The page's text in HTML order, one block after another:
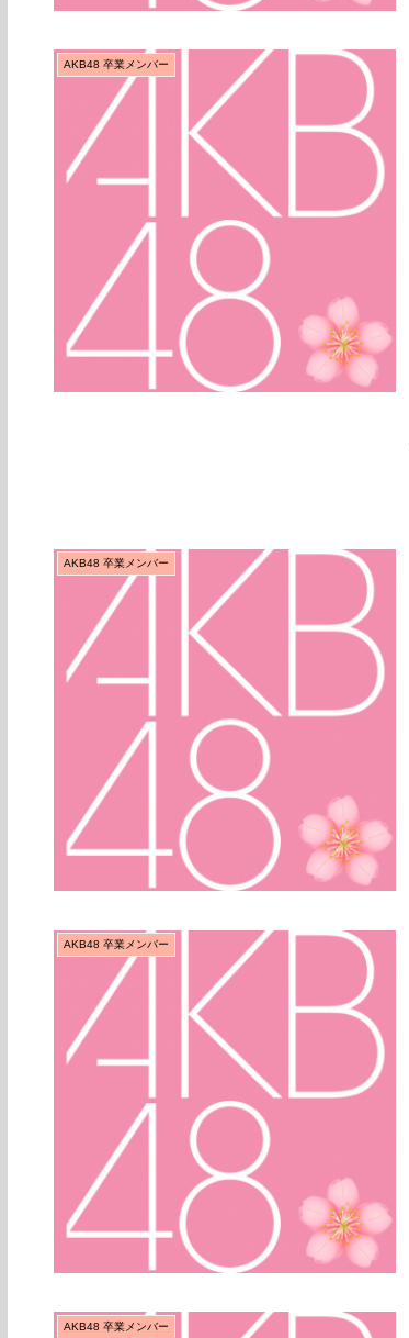
AKB48 卒業メンバー
AKB48 卒業メンバー
AKB48 卒業メンバー
AKB48 卒業メンバー